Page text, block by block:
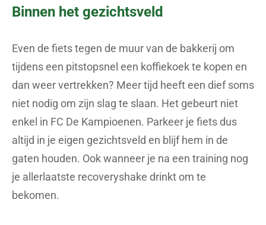
Binnen het gezichtsveld
Even de fiets tegen de muur van de bakkerij om
tijdens een pitstopsnel een koffiekoek te kopen en
dan weer vertrekken? Meer tijd heeft een dief soms
niet nodig om zijn slag te slaan. Het gebeurt niet
enkel in FC De Kampioenen. Parkeer je fiets dus
altijd in je eigen gezichtsveld en blijf hem in de
gaten houden. Ook wanneer je na een training nog
je allerlaatste recoveryshake drinkt om te
bekomen.